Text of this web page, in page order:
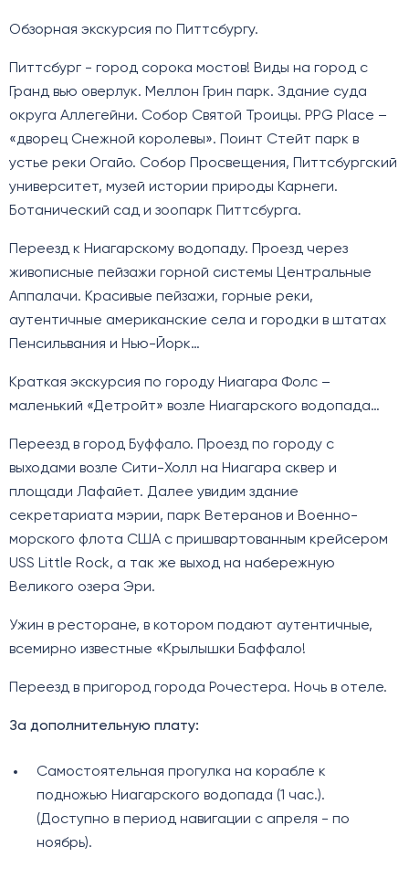
Обзорная экскурсия по Питтсбургу.
Питтсбург - город сорока мостов! Виды на город с
Гранд вью оверлук. Меллон Грин парк. Здание суда
округа Аллегейни. Собор Святой Троицы. PPG Place –
«дворец Снежной королевы». Поинт Стейт парк в
устье реки Огайо. Собор Просвещения, Питтсбургский
университет, музей истории природы Карнеги.
Ботанический сад и зоопарк Питтсбурга.
Переезд к Ниагарскому водопаду. Проезд через
живописные пейзажи горной системы Центральные
Аппалачи. Красивые пейзажи, горные реки,
аутентичные американские села и городки в штатах
Пенсильвания и Нью-Йорк…
Краткая экскурсия по городу Ниагара Фолс –
маленький «Детройт» возле Ниагарского водопада…
Переезд в город Буффало. Проезд по городу с
выходами возле Сити-Холл на Ниагара сквер и
площади Лафайет. Далее увидим здание
секретариата мэрии, парк Ветеранов и Военно-
морского флота США с пришвартованным крейсером
USS Little Rock, а так же выход на набережную
Великого озера Эри.
Ужин в ресторане, в котором подают аутентичные,
всемирно известные «Крылышки Баффало!
Переезд в пригород города Рочестера. Ночь в отеле.
За дополнительную плату:
Самостоятельная прогулка на корабле к
подножью Ниагарского водопада (1 час.).
(Доступно в период навигации с апреля - по
ноябрь).